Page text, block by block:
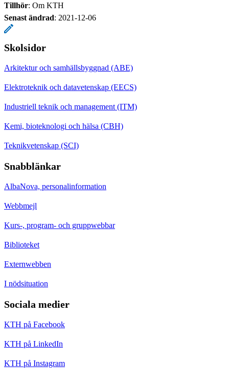
Tillhör: Om KTH
Senast ändrad: 2021-12-06
Skolsidor
Arkitektur och samhällsbyggnad (ABE)
Elektroteknik och datavetenskap (EECS)
Industriell teknik och management (ITM)
Kemi, bioteknologi och hälsa (CBH)
Teknikvetenskap (SCI)
Snabblänkar
AlbaNova, personalinformation
Webbmejl
Kurs-, program- och gruppwebbar
Biblioteket
Externwebben
I nödsituation
Sociala medier
KTH på Facebook
KTH på LinkedIn
KTH på Instagram